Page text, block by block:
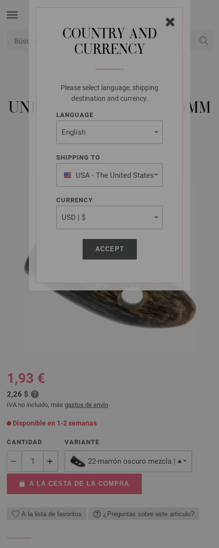
COUNTRY AND
CURRENCY
Please select language, shipping
destination and currency.
LANGUAGE
SHIPPING TO
USA - The United States
of America
CURRENCY
ACCEPT
UNION KNOPF
UNION KNOPF 35579/36MM
N.º de artículo: 35579
1,93 €
2,26 $
IVA no incluido, más gastos de envío
Disponible en 1-2 semanas
CANTIDAD VARIANTE
22-marrón oscuro mezcla | ●
A LA CESTA DE LA COMPRA
A la lista de favoritos ¿Preguntas sobre este artículo?